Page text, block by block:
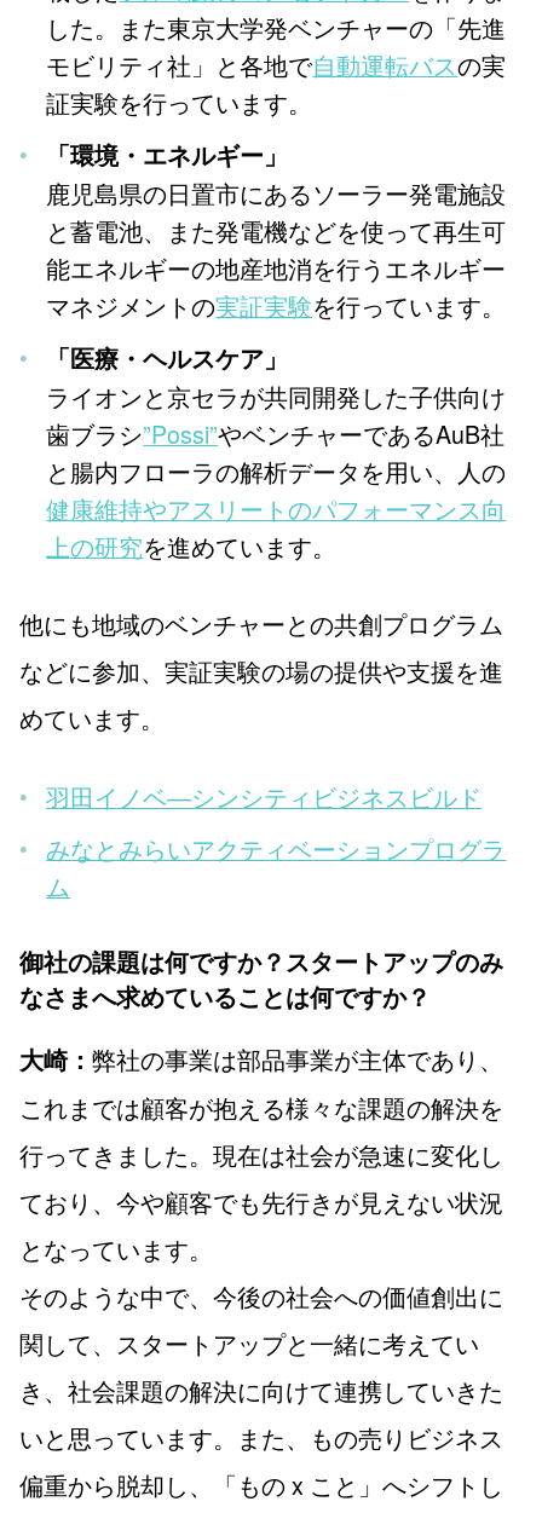
した。また東京大学発ベンチャーの「先進
モビリティ社」と各地で自動運転バスの実
証実験を行っています。
「環境・エネルギー」
鹿児島県の日置市にあるソーラー発電施設
と蓄電池、また発電機などを使って再生可
能エネルギーの地産地消を行うエネルギー
マネジメントの実証実験を行っています。
「医療・ヘルスケア」
ライオンと京セラが共同開発した子供向け
歯ブラシ”Possi”やベンチャーであるAuB社
と腸内フローラの解析データを用い、人の
健康維持やアスリートのパフォーマンス向
上の研究を進めています。
他にも地域のベンチャーとの共創プログラム
などに参加、実証実験の場の提供や支援を進
めています。
羽田イノベ―シンシティビジネスビルド
みなとみらいアクティベーションプログラ
ム
御社の課題は何ですか？スタートアップのみ
なさまへ求めていることは何ですか？
大崎： 弊社の事業は部品事業が主体であり、
これまでは顧客が抱える様々な課題の解決を
行ってきました。現在は社会が急速に変化し
ており、今や顧客でも先行きが見えない状況
となっています。
そのような中で、今後の社会への価値創出に
関して、スタートアップと一緒に考えてい
き、社会課題の解決に向けて連携していきた
いと思っています。また、もの売りビジネス
偏重から脱却し、「もの x こと」へシフトし